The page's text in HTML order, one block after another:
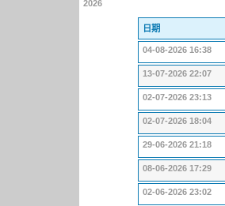
2026
日期
04-08-2026 16:38
13-07-2026 22:07
02-07-2026 23:13
02-07-2026 18:04
29-06-2026 21:18
08-06-2026 17:29
02-06-2026 23:02